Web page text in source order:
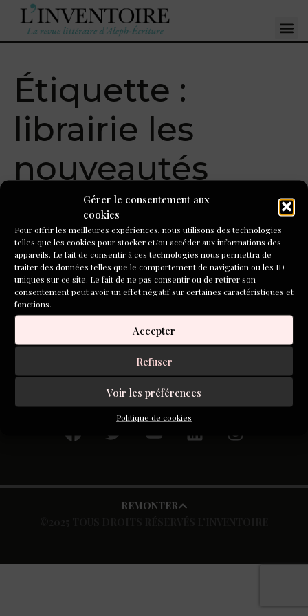
Gérer le consentement aux
cookies
Pour offrir les meilleures expériences, nous utilisons des technologies
telles que les cookies pour stocker et/ou accéder aux informations des
appareils. Le fait de consentir à ces technologies nous permettra de
traiter des données telles que le comportement de navigation ou les ID
uniques sur ce site. Le fait de ne pas consentir ou de retirer son
consentement peut avoir un effet négatif sur certaines caractéristiques et
fonctions.
Accepter
Refuser
Voir les préférences
Politique de cookies
Étiquette :
librairie les
nouveautés
Roni Burger-Leenhardt,
éditions Hourra
Dans son recueil « Mise en alerte », c’est tout le corps qui
s’alarme, s’arrête sur des histoires possibles encore entre
Intercité, Paris et Lyon « Dans nos lèvres / les bagages
s’abandonnent », des empêchements de minutes fatales à
notre bon fonctionnement « ces écrans nous taisent »
S'inscrire à la newsletter
REMONTER